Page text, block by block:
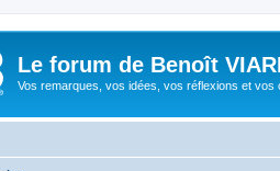
Le forum de Benoît
Vos remarques, vos idées, vos réflexions et vos